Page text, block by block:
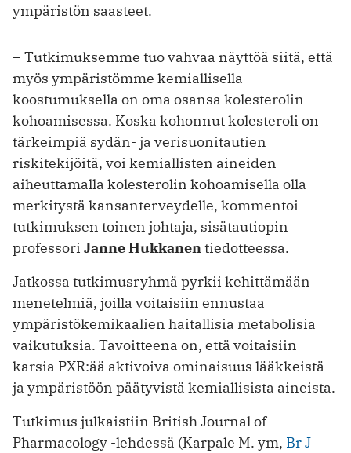
ympäristön saasteet.
– Tutkimuksemme tuo vahvaa näyttöä siitä, että
myös ympäristömme kemiallisella
koostumuksella on oma osansa kolesterolin
kohoamisessa. Koska kohonnut kolesteroli on
tärkeimpiä sydän- ja verisuonitautien
riskitekijöitä, voi kemiallisten aineiden
aiheuttamalla kolesterolin kohoamisella olla
merkitystä kansanterveydelle, kommentoi
tutkimuksen toinen johtaja, sisätautiopin
professori Janne Hukkanentiedotteessa.
Jatkossa tutkimusryhmä pyrkii kehittämään
menetelmiä, joilla voitaisiin ennustaa
ympäristökemikaalien haitallisia metabolisia
vaikutuksia. Tavoitteena on, että voitaisiin
karsia PXR:ää aktivoiva ominaisuus lääkkeistä
ja ympäristöön päätyvistä kemiallisista aineista.
Tutkimus julkaistiin British Journal of
Pharmacology -lehdessä (Karpale M. ym, Br J